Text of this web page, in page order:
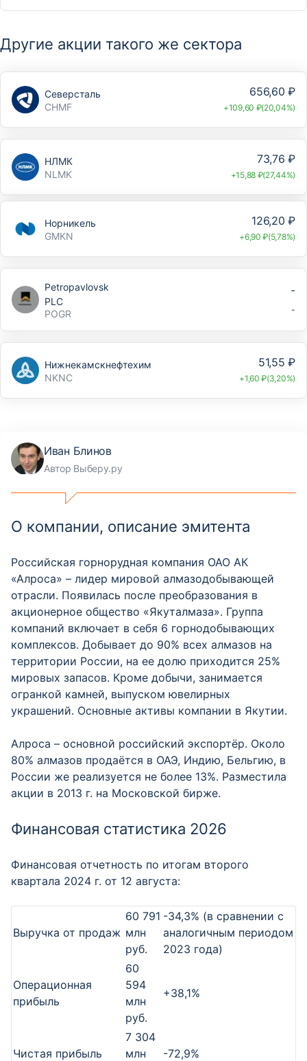
Другие акции такого же сектора
Северсталь
CHMF
656,60 ₽
+109,60 ₽(20,04%)
НЛМК
NLMK
73,76 ₽
+15,88 ₽(27,44%)
Норникель
GMKN
126,20 ₽
+6,90 ₽(5,78%)
Petropavlovsk
PLC
POGR
-
-
Нижнекамскнефтехим
NKNC
51,55 ₽
+1,60 ₽(3,20%)
Иван Блинов
Автор Выберу.ру
О компании, описание эмитента
Российская горнорудная компания ОАО АК
«Алроса» – лидер мировой алмазодобывающей
отрасли. Появилась после преобразования в
акционерное общество «Якуталмаза». Группа
компаний включает в себя 6 горнодобывающих
комплексов. Добывает до 90% всех алмазов на
территории России, на ее долю приходится 25%
мировых запасов. Кроме добычи, занимается
огранкой камней, выпуском ювелирных
украшений. Основные активы компании в Якутии.
Алроса – основной российский экспортёр. Около
80% алмазов продаётся в ОАЭ, Индию, Бельгию, в
России же реализуется не более 13%. Разместила
акции в 2013 г. на Московской бирже.
Финансовая статистика 2026
Финансовая отчетность по итогам второго
квартала 2024 г. от 12 августа:
Выручка от продаж
60 791
млн
руб.
-34,3% (в сравнении с
аналогичным периодом
2023 года)
Операционная
прибыль
60
594
млн
руб.
+38,1%
Чистая прибыль
7 304
млн
-72,9%